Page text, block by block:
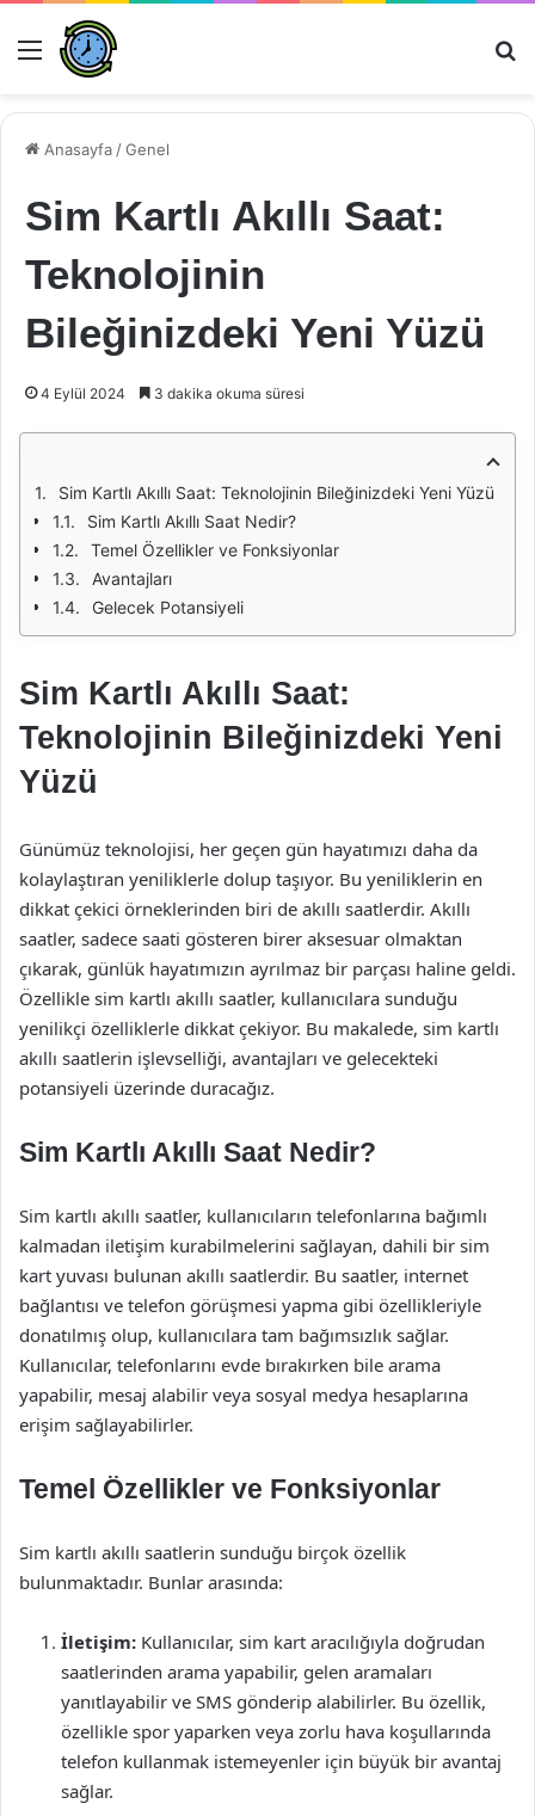
Menü
Anasayfa /Genel
Sim Kartlı Akıllı Saat:
Teknolojinin
Bileğinizdeki Yeni Yüzü
4 Eylül 2024 3 dakika okuma süresi
Sim Kartlı Akıllı Saat: Teknolojinin Bileğinizdeki Yeni Yüzü
Sim Kartlı Akıllı Saat Nedir?
Temel Özellikler ve Fonksiyonlar
Avantajları
Gelecek Potansiyeli
Sim Kartlı Akıllı Saat:
Teknolojinin Bileğinizdeki Yeni
Yüzü
Günümüz teknolojisi, her geçen gün hayatımızı daha da
kolaylaştıran yeniliklerle dolup taşıyor. Bu yeniliklerin en
dikkat çekici örneklerinden biri de akıllı saatlerdir. Akıllı
saatler, sadece saati gösteren birer aksesuar olmaktan
çıkarak, günlük hayatımızın ayrılmaz bir parçası haline geldi.
Özellikle sim kartlı akıllı saatler, kullanıcılara sunduğu
yenilikçi özelliklerle dikkat çekiyor. Bu makalede, sim kartlı
akıllı saatlerin işlevselliği, avantajları ve gelecekteki
potansiyeli üzerinde duracağız.
Sim Kartlı Akıllı Saat Nedir?
Sim kartlı akıllı saatler, kullanıcıların telefonlarına bağımlı
kalmadan iletişim kurabilmelerini sağlayan, dahili bir sim
kart yuvası bulunan akıllı saatlerdir. Bu saatler, internet
bağlantısı ve telefon görüşmesi yapma gibi özellikleriyle
donatılmış olup, kullanıcılara tam bağımsızlık sağlar.
Kullanıcılar, telefonlarını evde bırakırken bile arama
yapabilir, mesaj alabilir veya sosyal medya hesaplarına
erişim sağlayabilirler.
Temel Özellikler ve Fonksiyonlar
Sim kartlı akıllı saatlerin sunduğu birçok özellik
bulunmaktadır. Bunlar arasında:
İletişim: Kullanıcılar, sim kart aracılığıyla doğrudan
saatlerinden arama yapabilir, gelen aramaları
yanıtlayabilir ve SMS gönderip alabilirler. Bu özellik,
özellikle spor yaparken veya zorlu hava koşullarında
telefon kullanmak istemeyenler için büyük bir avantaj
sağlar.